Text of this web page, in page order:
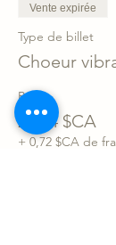
17-24-31 janvier
7 février
6-13-20-27 mars
3 avril
8-15-22-29 mai
5-12 juin
Vente expirée
Type de billet
Choeur
Prix
28,74 $CA
+ 0,72 $CA de